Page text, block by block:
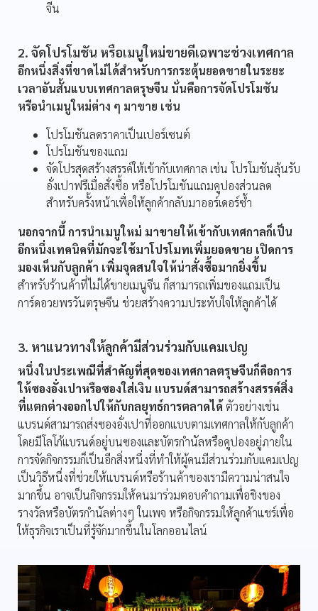
จีน
2. จัดโปรโมชัน หรือเมนูใหม่ขายดีเฉพาะช่วงเทศกาล
อีกหนึ่งสิ่งที่ขาดไม่ได้สำหรับการกระตุ้นยอดขายในระยะ
เวลาอันสั้นแบบเทศกาลตรุษจีน นั่นคือการจัดโปรโมชัน
หรือนำเมนูใหม่ต่าง ๆ มาขาย เช่น
โปรโมชันลดราคาเป็นเปอร์เซนต์
โปรโมชันของแถม
จัดโปรสุดสร้างสรรค์ให้เข้ากับเทศกาล เช่น โปรโมชันลุ้นรับ
อั่งเปาฟรีเมื่อสั่งซื้อ หรือโปรโมชันแถมคูปองส่วนลด
สำหรับครั้งหน้าเพื่อให้ลูกค้ากลับมาออร์เดอร์ซ้ำ
นอกจากนี้ การนำเมนูใหม่ มาขายให้เข้ากับเทศกาลก็เป็น
อีกหนึ่งเทคนิคที่มักจะใช้มาโปรโมทเพิ่มยอดขาย เปิดการ
มองเห็นกับลูกค้า เพิ่มจุดสนใจให้น่าสั่งซื้อมากยิ่งขึ้น
สำหรับร้านค้าที่ไม่ได้ขายเมนูจีน ก็สามารถเพิ่มของแถมเป็น
การ์ดอวยพรวันตรุษจีน ช่วยสร้างความประทับใจให้ลูกค้าได้
3. หาแนวทางให้ลูกค้ามีส่วนร่วมกับแคมเปญ
หนึ่งในประเพณีที่สำคัญที่สุดของเทศกาลตรุษจีนก็คือการ
ให้ซองอั่งเปาหรือซองใส่เงิน แบรนด์สามารถสร้างสรรค์สิ่ง
ที่แตกต่างออกไปให้กับกลยุทธ์การตลาดได้ ตัวอย่างเช่น
แบรนด์สามารถส่งซองอั่งเปาที่ออกแบบตามเทศกาลให้กับลูกค้า
โดยมีโลโก้แบรนด์อยู่บนซองและบัตรกำนัลหรือคูปองอยู่ภายใน
การจัดกิจกรรมก็เป็นอีกสิ่งหนึ่งที่ทำให้ผู้คนมีส่วนร่วมกับแคมเปญ
เป็นวิธีหนึ่งที่ช่วยให้แบรนด์หรือร้านค้าของเรามีความน่าสนใจ
มากขึ้น อาจเป็นกิจกรรมให้คนมาร่วมตอบคำถามเพื่อชิงของ
รางวัลหรือบัตรกำนัลต่างๆ ในเพจ หรือกิจกรรมให้ลูกค้าแชร์เพื่อ
ให้ธุรกิจเราเป็นที่รู้จักมากขึ้นในโลกออนไลน์